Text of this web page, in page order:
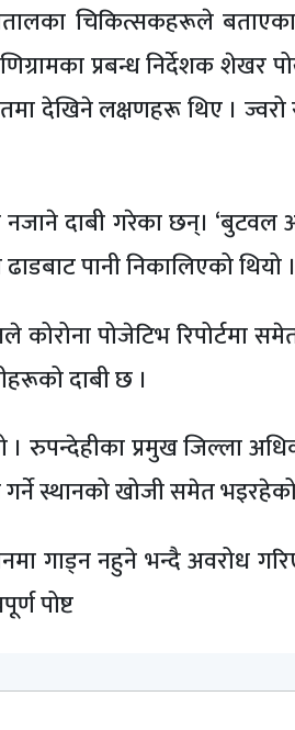
चिकित्सकहरूले
प्रबन्ध निर्देशक शेखर
देखिने लक्षणहरू थिए ।
दाबी गरेका छन्। ‘बुटवल
पानी निकालिएको थियो ।
पोजेटिभ रिपोर्टमा
दाबी छ ।
रुपन्देहीका प्रमुख जिल्ला
स्थानको खोजी समेत
गाड्न नहुने भन्दै अवरोध
पोष्ट